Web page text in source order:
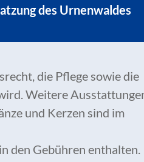
des Urnenwaldes
die Pflege sowie die
Weitere
und Kerzen sind im
den Gebühren enthalten.